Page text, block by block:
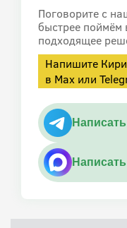
Поговорите с
быстрее
подходящее
Напишите
в Max или